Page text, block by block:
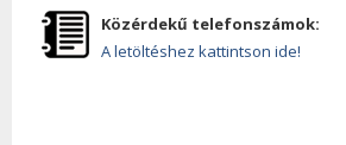
Közérdekű telefonszámok:
A letöltéshez kattintson ide!